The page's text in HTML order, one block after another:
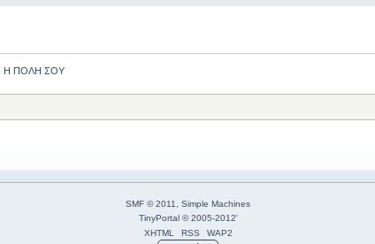
Η ΠΟΛΗ ΣΟΥ
SMF © 2011, Simple Machines
TinyPortal © 2005-2012'
XHTML
RSS
WAP2